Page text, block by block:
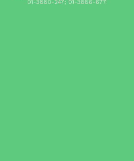
01-3880-247; 01-3886-677